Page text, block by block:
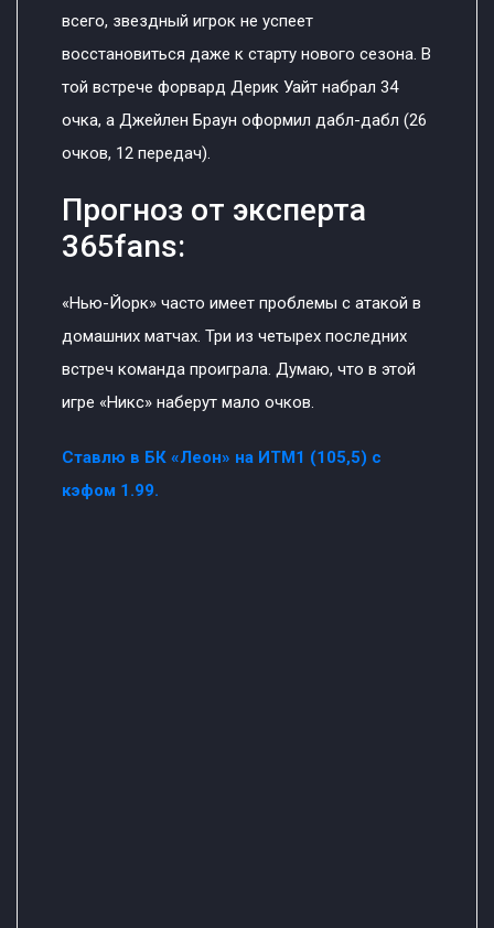
всего, звездный игрок не успеет
восстановиться даже к старту нового сезона. В
той встрече форвард Дерик Уайт набрал 34
очка, а Джейлен Браун оформил дабл-дабл (26
очков, 12 передач).
Прогноз от эксперта
365fans:
«Нью-Йорк» часто имеет проблемы с атакой в
домашних матчах. Три из четырех последних
встреч команда проиграла. Думаю, что в этой
игре «Никс» наберут мало очков.
Ставлю в БК «Леон» на ИТМ1 (105,5) с
кэфом 1.99.